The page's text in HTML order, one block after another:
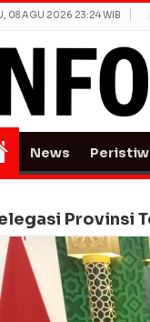
08 AGU 2026 23:24 WIB
News
Provinsi